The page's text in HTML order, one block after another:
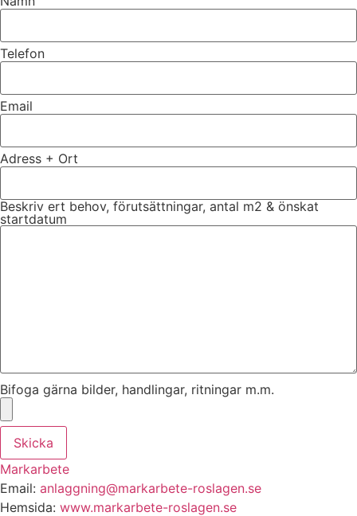
Telefon
Email
Adress + Ort
Beskriv ert behov, förutsättningar, antal m2 & önskat
startdatum
Bifoga gärna bilder, handlingar, ritningar m.m.
Skicka
Markarbete
Email: anlaggning@markarbete-roslagen.se
Hemsida: www.markarbete-roslagen.se